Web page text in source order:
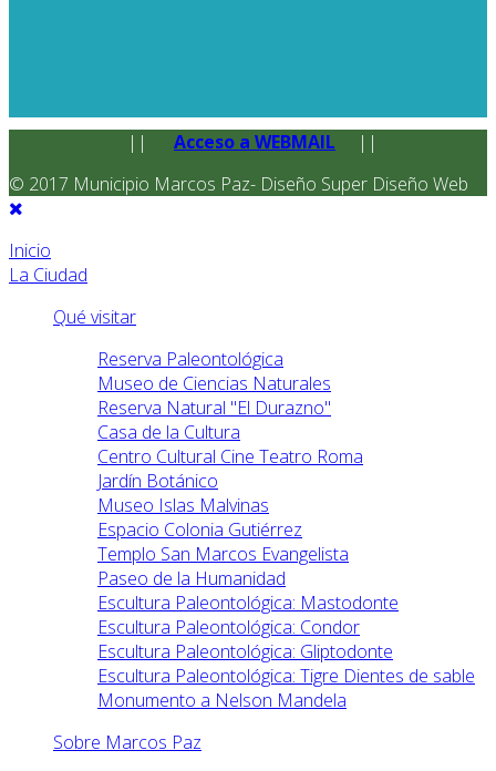
|| Acceso a WEBMAIL
||
© 2017 Municipio Marcos Paz- Diseño Super Diseño Web
Inicio
La Ciudad
Qué visitar
Reserva Paleontológica
Museo de Ciencias Naturales
Reserva Natural "El Durazno"
Casa de la Cultura
Centro Cultural Cine Teatro Roma
Jardín Botánico
Museo Islas Malvinas
Espacio Colonia Gutiérrez
Templo San Marcos Evangelista
Paseo de la Humanidad
Escultura Paleontológica: Mastodonte
Escultura Paleontológica: Condor
Escultura Paleontológica: Gliptodonte
Escultura Paleontológica: Tigre Dientes de sable
Monumento a Nelson Mandela
Sobre Marcos Paz